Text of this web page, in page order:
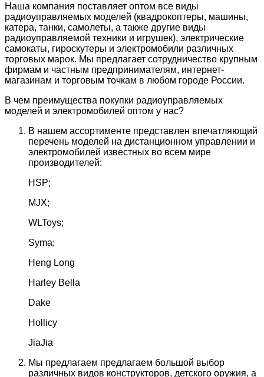
Наша компания поставляет оптом все виды
радиоуправляемых моделей (квадрокоптеры, машины,
катера, танки, самолеты, а также другие виды
радиоуправляемой техники и игрушек), электрические
самокаты, гироскутеры и электромобили различных
торговых марок. Мы предлагает сотрудничество крупным
фирмам и частным предпринимателям, интернет-
магазинам и торговым точкам в любом городе России.
В чем преимущества покупки радиоуправляемых
моделей и электромобилей оптом у нас?
В нашем ассортименте представлен впечатляющий
перечень моделей на дистанционном управлении и
электромобилей известных во всем мире
производителей:
HSP;
MJX;
WLToys;
Syma;
Heng Long
Harley Bella
Dake
Hollicy
JiaJia
Мы предлагаем предлагаем большой выбор
различных видов конструкторов, детского оружия, а